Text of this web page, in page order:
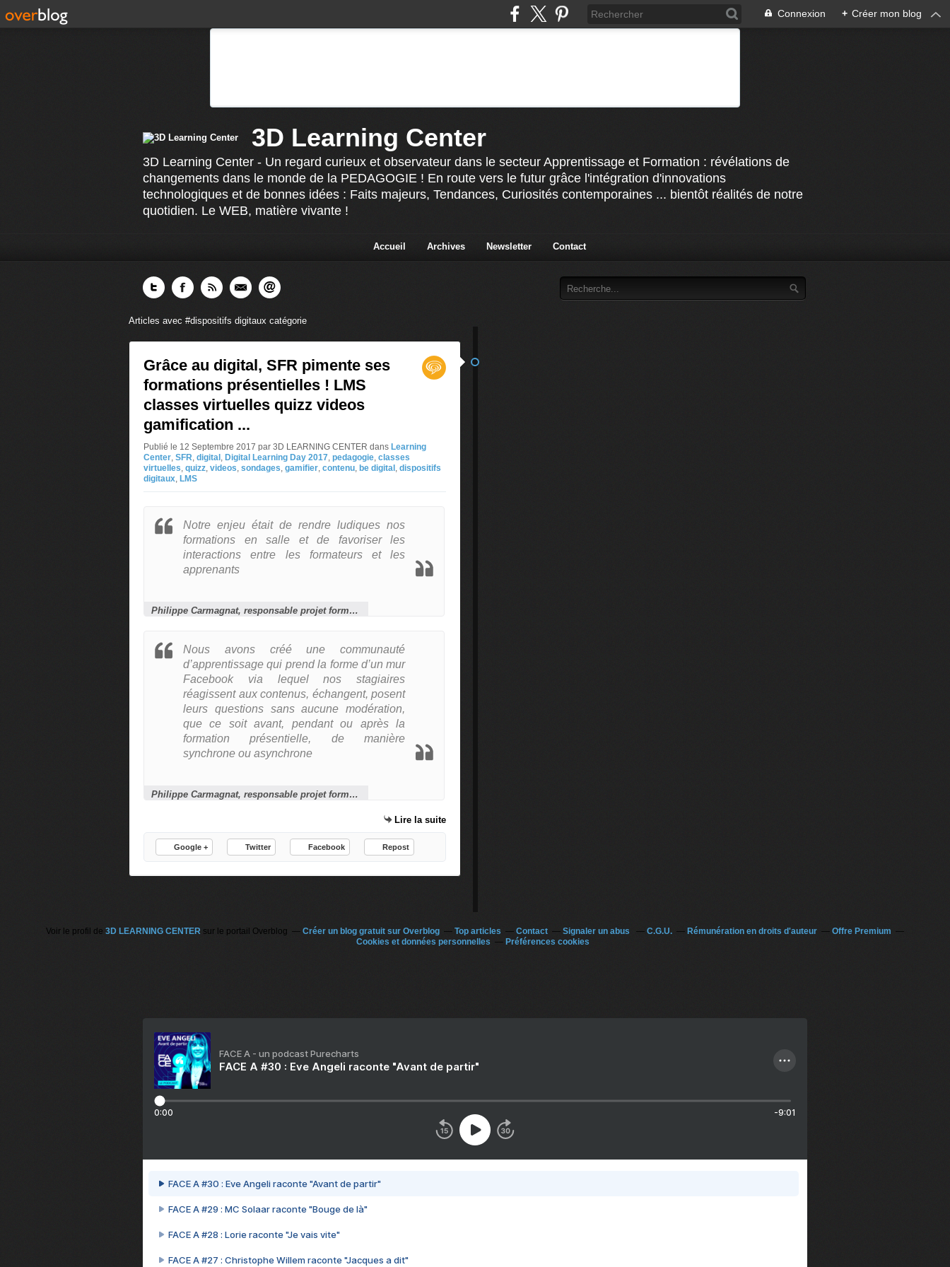
Connexion + Créer mon blog
3D Learning Center
3D Learning Center - Un regard curieux et observateur dans le secteur Apprentissage et Formation : révélations de
changements dans le monde de la PEDAGOGIE ! En route vers le futur grâce l'intégration d'innovations
technologiques et de bonnes idées : Faits majeurs, Tendances, Curiosités contemporaines ... bientôt réalités de notre
quotidien. Le WEB, matière vivante !
Accueil Archives Newsletter Contact
Articles avec #dispositifs digitaux catégorie
Grâce au digital, SFR pimente ses
formations présentielles ! LMS
classes virtuelles quizz videos
gamification ...
Publié le 12 Septembre 2017 par 3D LEARNING CENTER dans Learning
Center, SFR, digital , Digital Learning Day 2017, pedagogie, classes
virtuelles, quizz, videos, sondages, gamifier, contenu, be digital , dispositifs
digitaux, LMS
Notre enjeu était de rendre ludiques nos
formations en salle et de favoriser les
interactions entre les formateurs et les
apprenants
Philippe Carmagnat, responsable projet formation et ingénierie pédagogique chez SFR
Nous avons créé une communauté
d’apprentissage qui prend la forme d’un mur
Facebook via lequel nos stagiaires
réagissent aux contenus, échangent, posent
leurs questions sans aucune modération,
que ce soit avant, pendant ou après la
formation présentielle, de manière
synchrone ou asynchrone
Philippe Carmagnat, responsable projet formation et ingénierie pédagogique chez SFR
Lire la suite
Google + Twitter Facebook Repost
Voir le profil de 3D LEARNING CENTER sur le portail Overblog Créer un blog gratuit sur Overblog Top articles Contact Signaler un abus C.G.U. Rémunération en droits d'auteur
Offre Premium
Cookies et données personnelles
Préférences cookies
FACE A - un podcast Purecharts
FACE A #30 : Eve Angeli raconte "Avant de partir"
0:00 -9:01
FACE A #30 : Eve Angeli raconte "Avant de partir"
FACE A #29 : MC Solaar raconte "Bouge de là"
FACE A #28 : Lorie raconte "Je vais vite"
FACE A #27 : Christophe Willem raconte "Jacques a dit"